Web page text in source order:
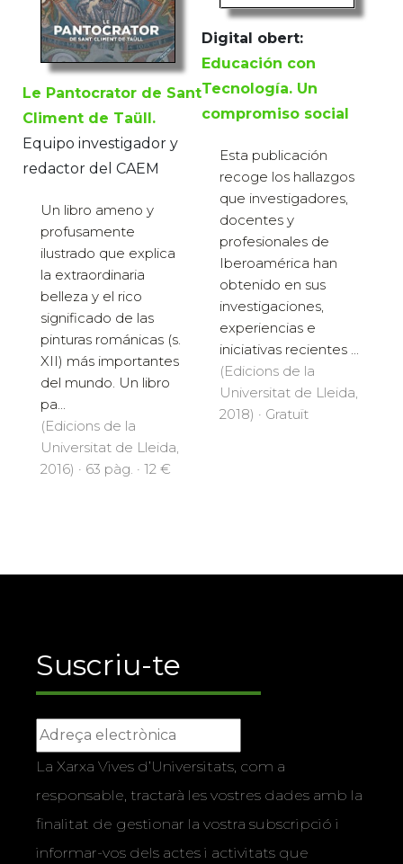
Le Pantocrator de Sant
Climent de Taüll.
Equipo investigador y
redactor del CAEM
Un libro ameno y
profusamente
ilustrado que explica
la extraordinaria
belleza y el rico
significado de las
pinturas románicas (s.
XII) más importantes
del mundo. Un libro
pa...
(Edicions de la
Universitat de Lleida,
2016) · 63 pàg. · 12 €
Digital obert:
Educación con
Tecnología. Un
compromiso social
Esta publicación
recoge los hallazgos
que investigadores,
docentes y
profesionales de
Iberoamérica han
obtenido en sus
investigaciones,
experiencias e
iniciativas recientes ...
(Edicions de la
Universitat de Lleida,
2018) · Gratuït
Suscriu-te
La Xarxa Vives d’Universitats, com a
responsable, tractarà les vostres dades amb la
finalitat de gestionar la vostra subscripció i
informar-vos dels actes i activitats que